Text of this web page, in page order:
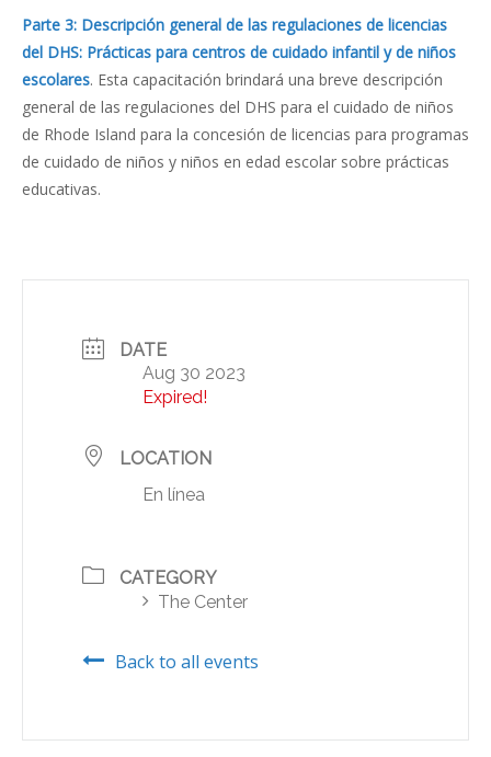
Parte 3: Descripción general de las regulaciones de licencias
del DHS: Prácticas para centros de cuidado infantil y de niños
escolares. Esta capacitación brindará una breve descripción
general de las regulaciones del DHS para el cuidado de niños
de Rhode Island para la concesión de licencias para programas
de cuidado de niños y niños en edad escolar sobre prácticas
educativas.
DATE
Aug 30 2023
Expired!
LOCATION
En línea
CATEGORY
The Center
Back to all events